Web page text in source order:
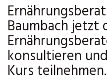
Baumbach jetzt
konsultieren
Kurs teilnehmen.